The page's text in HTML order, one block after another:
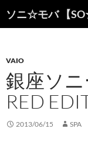
ソニ☆モバ 【
索
ン
ツ
へ
ス
キ
ッ
VAIO
銀座ソ
RED
2013/06/15 SPA